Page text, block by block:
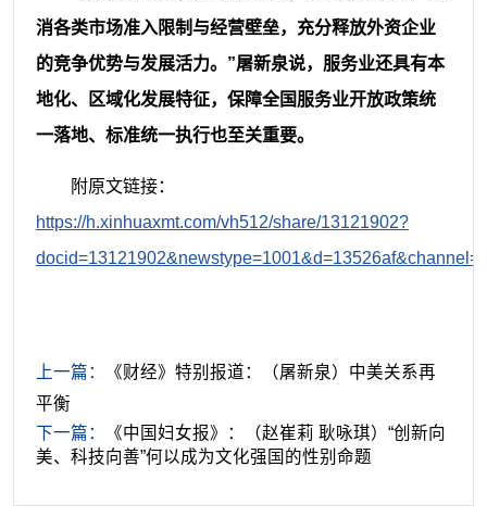
消各类市场准入限制与经营壁垒，充分释放外资企业
的竞争优势与发展活力。”屠新泉说，服务业还具有本
地化、区域化发展特征，保障全国服务业开放政策统
一落地、标准统一执行也至关重要。
附原文链接：
https://h.xinhuaxmt.com/vh512/share/13121902?
上一篇：
《财经》特别报道：（屠新泉）中美关系再
平衡
下一篇：
《中国妇女报》：（赵崔莉 耿咏琪）“创新向
美、科技向善”何以成为文化强国的性别命题